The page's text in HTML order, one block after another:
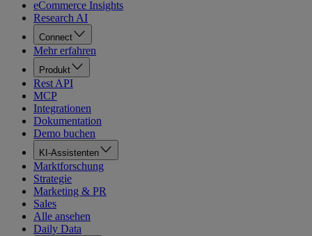
eCommerce Insights
Research AI
Connect
Mehr erfahren
Produkt
Rest API
MCP
Integrationen
Dokumentation
Demo buchen
KI-Assistenten
Marktforschung
Strategie
Marketing & PR
Sales
Alle ansehen
Daily Data